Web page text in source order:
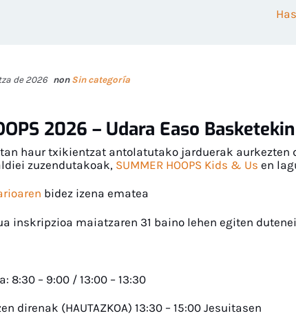
de 2026 non Sin categoría
2026 – Udara Easo Basketekin
haur txikientzat antolatutako jarduerak aurkezten
zuzendutakoak, SUMMER HOOPS Kids & Us en
bidez izena ematea
inskripzioa maiatzaren 31 baino lehen egiten
8:30 – 9:00 / 13:00 – 13:30
direnak (HAUTAZKOA) 13:30 – 15:00 Jesuitasen